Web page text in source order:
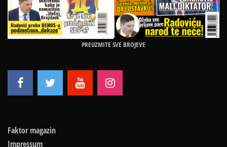
PREUZMITE SVE BROJEVE
Faktor magazin
Impressum